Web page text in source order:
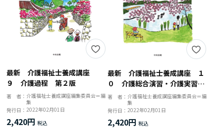
最新 介護福祉士養成講座
９ 介護過程 第２版
著 者： 介護福祉士養成講座編集委員会＝編
集
発行日：2022年02月01日
2,420円
最新 介護福祉士養成講座 １
０ 介護総合演習・介護実習
第２版
著 者： 介護福祉士養成講座編集委員会＝編
集
発行日： 2022年02月01日
2,420円